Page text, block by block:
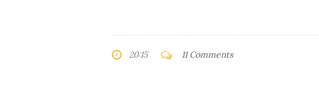
20:15 11 Comments